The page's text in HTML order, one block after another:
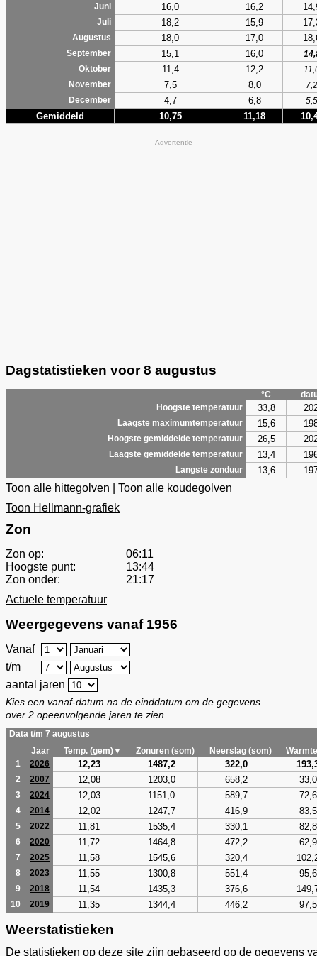
Juni 16,0 16,2
Juli 18,2 15,9
Augustus 18,0 17,0
September 15,1 16,0
Oktober
11,4 12,2
November
7,5 8,0
7,2
December
4,7 6,8 5,5
Gemiddeld 10,75 11,18
Advertentie
Dagstatistieken voor 8 augustus
°C
Hoogste temperatuur
33,8
Laagste maximumtemperatuur 15,6
Hoogste gemiddelde temperatuur 26,5
Laagste gemiddelde temperatuur 13,4
Langste zonduur 13,6
Toon alle hittegolven
Toon alle koudegolven
Toon Hellmann-grafiek
Zon
Zon op:
06:11
Hoogste punt:
13:44
Zon onder:
21:17
Actuele temperatuur
Weergegevens vanaf 1956
Vanaf
t/m
aantal jaren
Kies een vanaf-datum na de einddatum om de gegevens
over 2 opeenvolgende jaren te zien.
Data t/m 7 augustus
Jaar
Temp. (gem)▼ Zonuren (som) Neerslag (som)
1
2026 12,23 1487,2 322,0
2 2007 12,08 1203,0 658,2 33,0
3 2024 12,03 1151,0 589,7 72,6
4 2014 12,02 1247,7 416,9 83,5
5 2022 11,81 1535,4 330,1 82,8
6 2020 11,72 1464,8 472,2 62,9
7 2025 11,58 1545,6 320,4
8 2023 11,55 1300,8 551,4 95,6
9 2018 11,54 1435,3 376,6
10 2019 11,35 1344,4 446,2 97,5
Weerstatistieken
De statistieken op deze site zijn gebaseerd op de gegevens